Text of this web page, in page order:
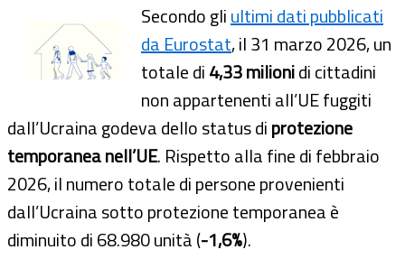
Secondo gliultimi dati pubblicati
da Eurostat, il 31 marzo 2026, un
totale di4,33 milionidi cittadini
non appartenenti all’UE fuggiti
dall’Ucraina godeva dello status diprotezione
temporanea nell’UE. Rispetto alla fine di febbraio
2026, il numero totale di persone provenienti
dall’Ucraina sotto protezione temporanea è
diminuito di 68.980 unità (-1,6%).